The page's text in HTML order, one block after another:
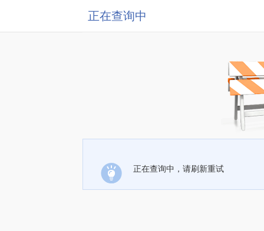
正在查询中
正在查询中，请刷新重试